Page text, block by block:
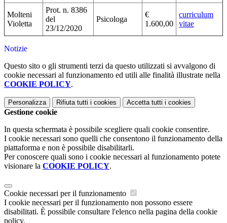
Molteni
Violetta
Prot. n. 8386
del
23/12/2020
Psicologa
€
1.600,00
curriculum
vitae
Notizie
Questo sito o gli strumenti terzi da questo utilizzati si avvalgono di
cookie necessari al funzionamento ed utili alle finalità illustrate nella
COOKIE POLICY.
Personalizza Rifiuta tutti i cookies Accetta tutti i cookies
Gestione cookie
In questa schermata è possibile scegliere quali cookie consentire.
I cookie necessari sono quelli che consentono il funzionamento della
piattaforma e non è possibile disabilitarli.
Per conoscere quali sono i cookie necessari al funzionamento potete
visionare la COOKIE POLICY.
Cookie necessari per il funzionamento
I cookie necessari per il funzionamento non possono essere
disabilitati. È possibile consultare l'elenco nella pagina della cookie
policy.